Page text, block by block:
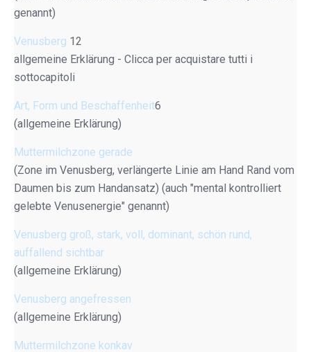
genannt)
Venusberg 12
allgemeine Erklärung - Clicca per acquistare tutti i
sottocapitoli
Art, Form und Beschaffenheit6
(allgemeine Erklärung)
Muttermilchzone gerade
(Zone im Venusberg, verlängerte Linie am Hand Rand vom
Daumen bis zum Handansatz) (auch "mental kontrolliert
gelebte Venusenergie" genannt)
Venusberg groß, stark, voll, dominant, schön rund,
auffallend sichtbar
(allgemeine Erklärung)
Venusberg angefressen
(allgemeine Erklärung)
Muttermilchzone konkav